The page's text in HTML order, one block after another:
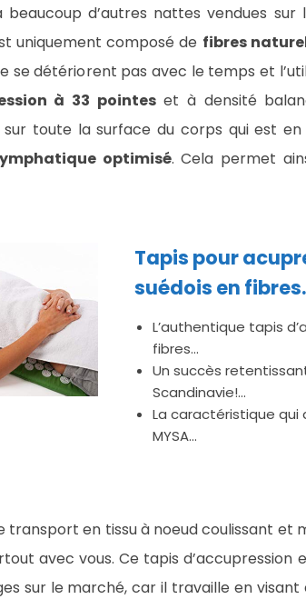
d’autres nattes vendues sur
uniquement composé de fibres
se détériorent pas avec le temps et
à 33 pointeset à densité
toute la surface du corps qui est
optimisé. Cela permet
Tapis pour
suédois en
L’authentique tapis
fibres...
Un succès
Scandinavie!...
La caractéristique qui
MYSA...
transport en tissu à noeud coulissant et
avec vous. Ce tapis
sur le marché, car il travaille en